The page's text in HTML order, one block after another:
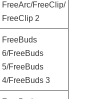
FreeArc/FreeClip/
FreeClip 2
FreeBuds
6/FreeBuds
5/FreeBuds
4/FreeBuds 3